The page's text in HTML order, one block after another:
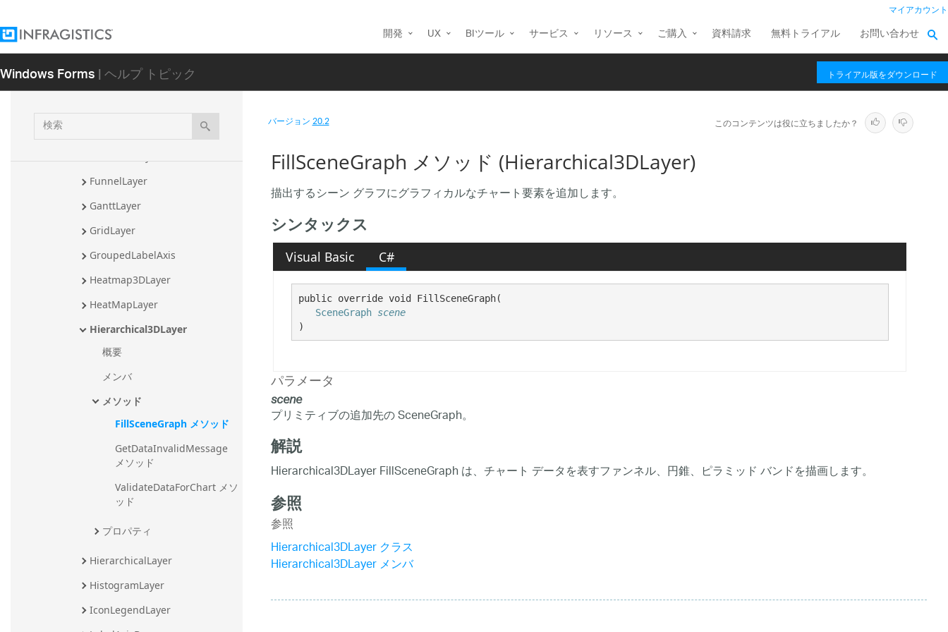
マイアカウント
開発 UX BIツール サービス リソース ご購入 資料請求 無料トライアル お問い合わせ
Windows Forms| ヘルプ トピック トライアル版をダウンロード
検
索
CrossHairLayer
DiscreteColorLegendLayer
Doughnut3DLayer
FunnelLayer
GanttLayer
GridLayer
GroupedLabelAxis
Heatmap3DLayer
HeatMapLayer
Hierarchical3DLayer
概要
メンバ
メソッド
FillSceneGraph メソッド
GetDataInvalidMessage
メソッド
ValidateDataForChart メソ
ッド
プロパティ
HierarchicalLayer
HistogramLayer
IconLegendLayer
バージョン20.2 このコンテンツは役に立ちましたか？
FillSceneGraph メソッド (Hierarchical3DLayer)
描出するシーン グラフにグラフィカルなチャート要素を追加します。
シンタックス
Visual Basic C#
public override void FillSceneGraph(
SceneGraph scene
)
パラメータ
scene
プリミティブの追加先の SceneGraph。
解説
Hierarchical3DLayer FillSceneGraph は、チャート データを表すファンネル、円錐、ピラミッド バンドを描画します。
参照
参照
Hierarchical3DLayer クラス
Hierarchical3DLayer メンバ